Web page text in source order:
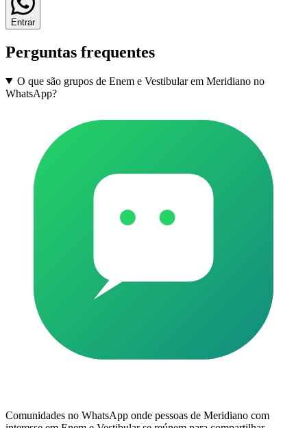
Entrar
Perguntas frequentes
O que são grupos de Enem e Vestibular em Meridiano no
WhatsApp?
Comunidades no WhatsApp onde pessoas de Meridiano com